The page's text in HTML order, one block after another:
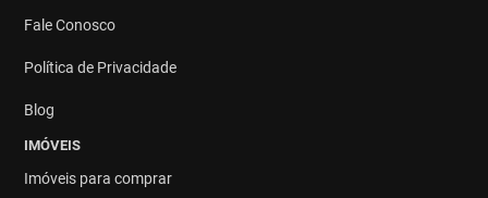
Fale Conosco
Política de Privacidade
Blog
IMÓVEIS
Imóveis para comprar